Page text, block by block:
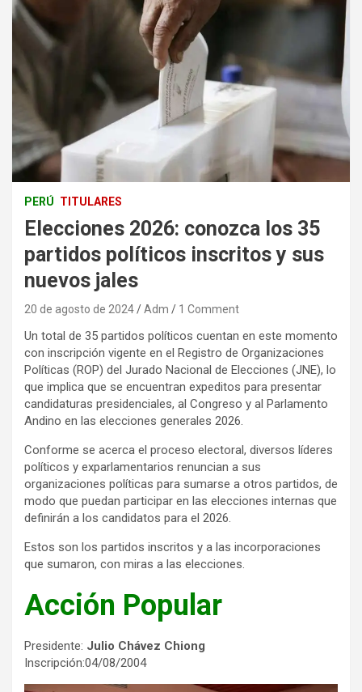
PERÚ TITULARES
Elecciones 2026: conozca los 35
partidos políticos inscritos y sus
nuevos jales
20 de agosto de 2024 Adm 1 Comment
Un total de 35 partidos políticos cuentan en este momento
con inscripción vigente en el Registro de Organizaciones
Políticas (ROP) del Jurado Nacional de Elecciones (JNE), lo
que implica que se encuentran expeditos para presentar
candidaturas presidenciales, al Congreso y al Parlamento
Andino en las elecciones generales 2026.
Conforme se acerca el proceso electoral, diversos líderes
políticos y exparlamentarios renuncian a sus
organizaciones políticas para sumarse a otros partidos, de
modo que puedan participar en las elecciones internas que
definirán a los candidatos para el 2026.
Estos son los partidos inscritos y a las incorporaciones
que sumaron, con miras a las elecciones.
Acción Popular
Presidente: Julio Chávez Chiong
Inscripción:04/08/2004